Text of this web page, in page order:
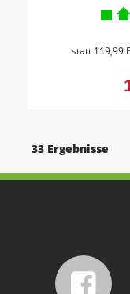
statt 119,99
33 Ergebnisse